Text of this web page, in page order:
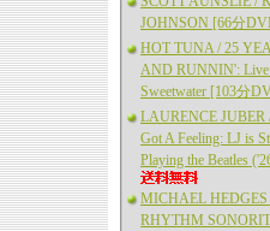
JOHNSON [66分
HOT TUNA / 25
AND RUNNIN': Live
Sweetwater [103分
LAURENCE JUBER
Got A Feeling: LJ is
Playing the Beatles
MICHAEL HEDGES
RHYTHM